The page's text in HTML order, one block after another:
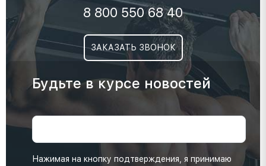
8 800 550 68 40
ЗАКАЗАТЬ ЗВОНОК
Будьте в курсе новостей
Нажимая на кнопку подтверждения, я принимаю